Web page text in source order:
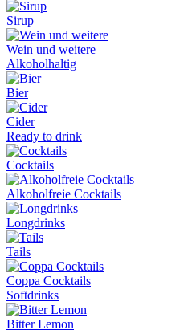
Sirup
Wein und weitere
Alkoholhaltig
Bier
Cider
Ready to drink
Cocktails
Alkoholfreie Cocktails
Longdrinks
Tails
Coppa Cocktails
Softdrinks
Bitter Lemon